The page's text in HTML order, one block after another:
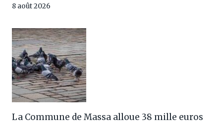
8 août 2026
La Commune de Massa alloue 38 mille euros